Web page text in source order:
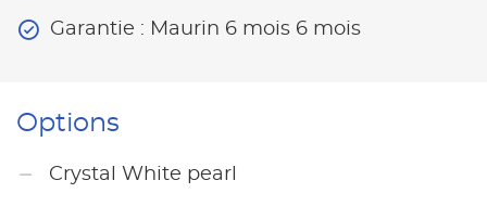
Garantie : Maurin 6 mois 6 mois
Options
Crystal White pearl